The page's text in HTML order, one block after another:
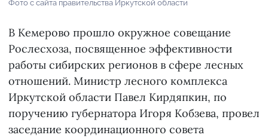
Фото с сайта правительства Иркутской области
В Кемерово прошло окружное совещание
Рослесхоза, посвященное эффективности
работы сибирских регионов в сфере лесных
отношений. Министр лесного комплекса
Иркутской области Павел Кирдяпкин, по
поручению губернатора Игоря Кобзева, провел
заседание координационного совета